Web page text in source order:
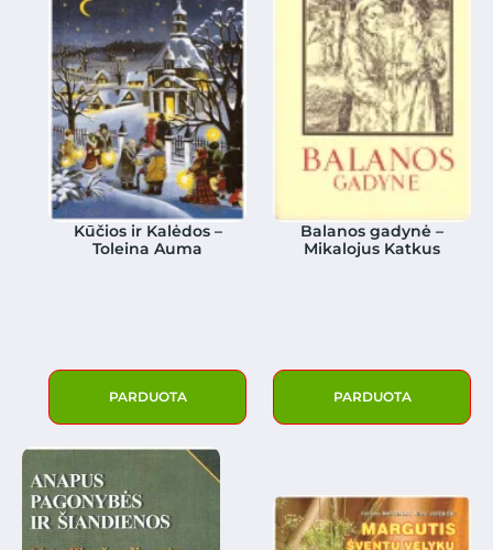
Kūčios ir Kalėdos –
Toleina Auma
PARDUOTA
Balanos gadynė –
Mikalojus Katkus
PARDUOTA